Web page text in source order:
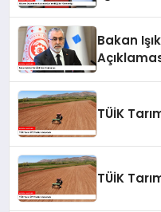
Bakan
TÜİK
TÜİK